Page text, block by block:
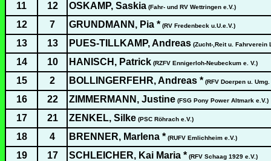
11 12 OSKAMP, Saskia (Fahr- und RV Wettringen e.V.)
12 7 GRUNDMANN, Pia * (RV Fredenbeck u.U.e.V.)
13 13 PUES-TILLKAMP, Andreas (Zucht-,Reit u. Fahrverein
14 10 HANISCH, Patrick (RZFV Ennigerloh-Neubeckum e. V.)
15 2 BOLLINGERFEHR, Andreas * (RFV Doerpen u. Umg.
16 22 ZIMMERMANN, Justine (FSG Pony Power Altmark e.V.)
17 21 ZENKEL, Silke (PSC Röhrach e.V.)
18 4 BRENNER, Marlena * (RUFV Emlichheim e.V.)
19 17 SCHLEICHER, Kai Maria * (RFV Schaag 1929 e.V.)